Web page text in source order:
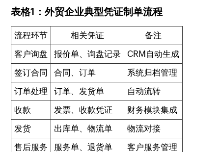
表格1：外贸企业典型凭证制单流程
流程环节 相关凭证
备注
客户询盘
报价单、询盘记录
CRM自动生成
签订合同
合同、订单
系统归档管理
订单处理
订单、发货单
自动流转
收款
发票、收款凭证
财务模块集成
发货
出库单、物流单
物流对接
售后服务
服务单、退货单 客户服务管理